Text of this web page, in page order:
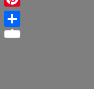
Pinterest
Share